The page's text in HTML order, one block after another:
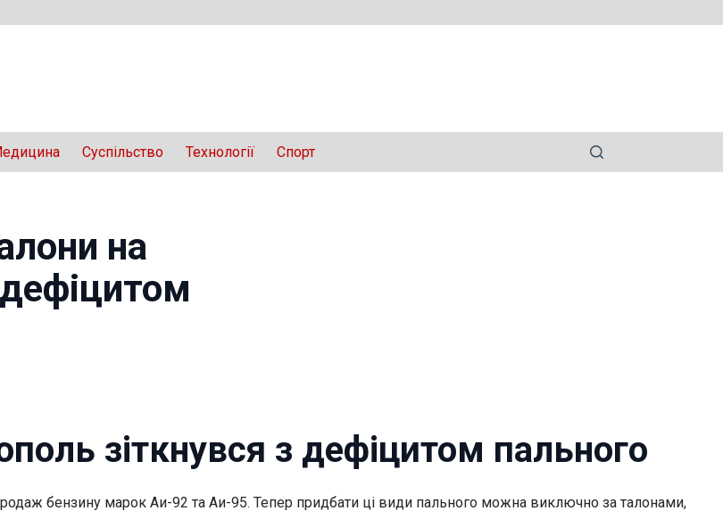
Суспільство Технології Спорт
на
зіткнувся з дефіцитом пального
бензину марок Аи-92 та Аи-95. Тепер придбати ці види пального можна виключно за талонами,